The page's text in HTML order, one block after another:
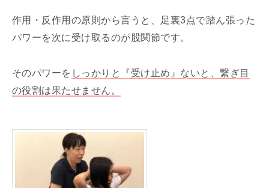
作用・反作用の原則から言うと、足裏3点で踏ん張った
パワーを次に受け取るのが股関節です。
そのパワーを しっかりと『受け止め』ないと、繋ぎ目
の役割は果たせません。